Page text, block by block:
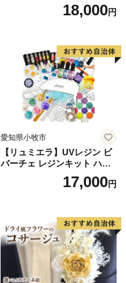
18,000円
愛知県小牧市
【リュミエラ】UVレジン ビ
バーチェ レジンキット ハン
ドメイド レジンクラフト ア
クセサリーキット 手作り セ
17,000円